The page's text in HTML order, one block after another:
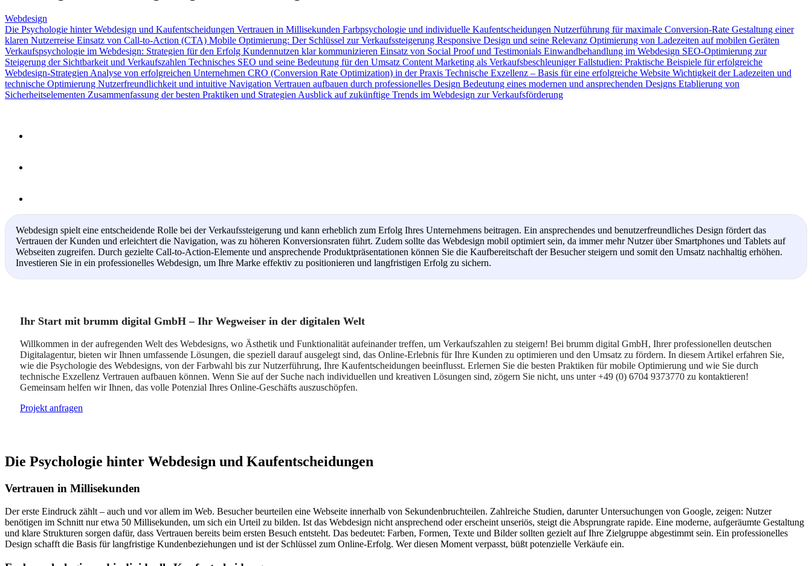
Webdesign
Die Psychologie hinter Webdesign und Kaufentscheidungen Vertrauen in Millisekunden Farbpsychologie und individuelle Kaufentscheidungen Nutzerführung für maximale Conversion-Rate Gestaltung einer
klaren Nutzerreise Einsatz von Call-to-Action (CTA) Mobile Optimierung: Der Schlüssel zur Verkaufssteigerung Responsive Design und seine Relevanz Optimierung von Ladezeiten auf mobilen Geräten
Verkaufspsychologie im Webdesign: Strategien für den Erfolg Kundennutzen klar kommunizieren Einsatz von Social Proof und Testimonials Einwandbehandlung im Webdesign SEO-Optimierung zur
Steigerung der Sichtbarkeit und Verkaufszahlen Technisches SEO und seine Bedeutung für den Umsatz Content Marketing als VerkaufsbeschleunigerFallstudien: Praktische Beispiele für erfolgreiche
Webdesign-Strategien Analyse von erfolgreichen Unternehmen CRO (Conversion Rate Optimization) in der Praxis Technische Exzellenz – Basis für eine erfolgreiche Website Wichtigkeit der Ladezeiten und
technische Optimierung Nutzerfreundlichkeit und intuitive Navigation Vertrauen aufbauen durch professionelles Design Bedeutung eines modernen und ansprechenden Designs Etablierung von
Sicherheitselementen Zusammenfassung der besten Praktiken und Strategien Ausblick auf zukünftige Trends im Webdesign zur Verkaufsförderung
Webdesign spielt eine entscheidende Rolle bei der Verkaufssteigerung und kann erheblich zum Erfolg Ihres Unternehmens beitragen. Ein ansprechendes und benutzerfreundliches Design fördert das
Vertrauen der Kunden und erleichtert die Navigation, was zu höheren Konversionsraten führt. Zudem sollte das Webdesign mobil optimiert sein, da immer mehr Nutzer über Smartphones und Tablets auf
Webseiten zugreifen. Durch gezielte Call-to-Action-Elemente und ansprechende Produktpräsentationen können Sie die Kaufbereitschaft der Besucher steigern und somit den Umsatz nachhaltig erhöhen.
Investieren Sie in ein professionelles Webdesign, um Ihre Marke effektiv zu positionieren und langfristigen Erfolg zu sichern.
Ihr Start mit brumm digital GmbH – Ihr Wegweiser in der digitalen Welt
Willkommen in der aufregenden Welt des Webdesigns, wo Ästhetik und Funktionalität aufeinander treffen, um Verkaufszahlen zu steigern! Bei brumm digital GmbH, Ihrer professionellen deutschen
Digitalagentur, bieten wir Ihnen umfassende Lösungen, die speziell darauf ausgelegt sind, das Online-Erlebnis für Ihre Kunden zu optimieren und den Umsatz zu fördern. In diesem Artikel erfahren Sie,
wie die Psychologie des Webdesigns, von der Farbwahl bis zur Nutzerführung, Ihre Kaufentscheidungen beeinflusst. Erlernen Sie die besten Praktiken für mobile Optimierung und wie Sie durch
technische Exzellenz Vertrauen aufbauen können. Wenn Sie auf der Suche nach individuellen und kreativen Lösungen sind, zögern Sie nicht, uns unter +49 (0) 6704 9373770 zu kontaktieren!
Gemeinsam helfen wir Ihnen, das volle Potenzial Ihres Online-Geschäfts auszuschöpfen.
Projekt anfragen
Die Psychologie hinter Webdesign und Kaufentscheidungen
Vertrauen in Millisekunden
Der erste Eindruck zählt – auch und vor allem im Web. Besucher beurteilen eine Webseite innerhalb von Sekundenbruchteilen. Zahlreiche Studien, darunter Untersuchungen von Google, zeigen: Nutzer
benötigen im Schnitt nur etwa 50 Millisekunden, um sich ein Urteil zu bilden. Ist das Webdesign nicht ansprechend oder erscheint unseriös, steigt die Absprungrate rapide. Eine moderne, aufgeräumte Gestaltung
und klare Strukturen sorgen dafür, dass Vertrauen bereits beim ersten Besuch entsteht. Das bedeutet: Farben, Formen, Texte und Bilder sollten gezielt auf Ihre Zielgruppe abgestimmt sein. Ein professionelles
Design schafft die Basis für langfristige Kundenbeziehungen und ist der Schlüssel zum Online-Erfolg. Wer diesen Moment verpasst, büßt potenzielle Verkäufe ein.